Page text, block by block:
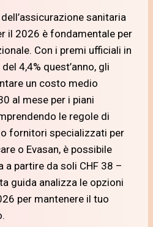
sanitaria
il 2026 è fondamentale per
Con i premi ufficiali in
4,4% quest’anno, gli
un costo medio
al mese per i piani
le regole di
fornitori specializzati per
o Evasan, è possibile
a partire da soli CHF 38 –
guida analizza le opzioni
per mantenere il tuo